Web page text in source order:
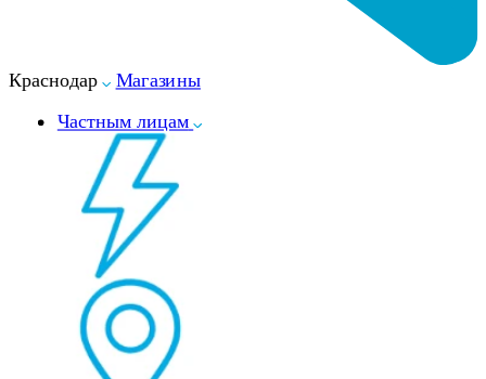
Краснодар
Магазины
Частным лицам